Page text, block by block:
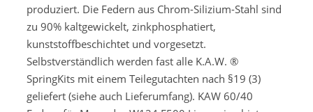
produziert. Die Federn aus Chrom-Silizium-Stahl sind
zu 90% kaltgewickelt, zinkphosphatiert,
kunststoffbeschichtet und vorgesetzt.
Selbstverständlich werden fast alle K.A.W. ®
SpringKits mit einem Teilegutachten nach §19 (3)
geliefert (siehe auch Lieferumfang). KAW 60/40